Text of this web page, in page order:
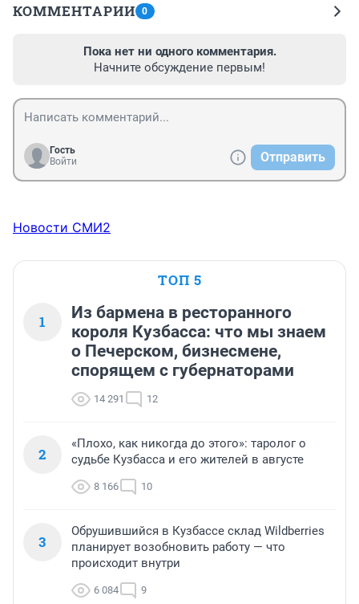
КОММЕНТАРИИ 0
Пока нет ни одного комментария.
Начните обсуждение первым!
Гость
Войти
Отправить
Новости СМИ2
ТОП 5
1
Из бармена в ресторанного
короля Кузбасса: что мы знаем
о Печерском, бизнесмене,
спорящем с губернаторами
14 291 12
2
«Плохо, как никогда до этого»: таролог о
судьбе Кузбасса и его жителей в августе
8 166 10
3
Обрушившийся в Кузбассе склад Wildberries
планирует возобновить работу — что
происходит внутри
6 084 9